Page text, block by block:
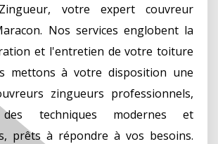
votre expert couvreur
Nos services englobent la
et l'entretien de votre toiture
mettons à votre disposition une
zingueurs professionnels,
techniques modernes et
prêts à répondre à vos besoins.